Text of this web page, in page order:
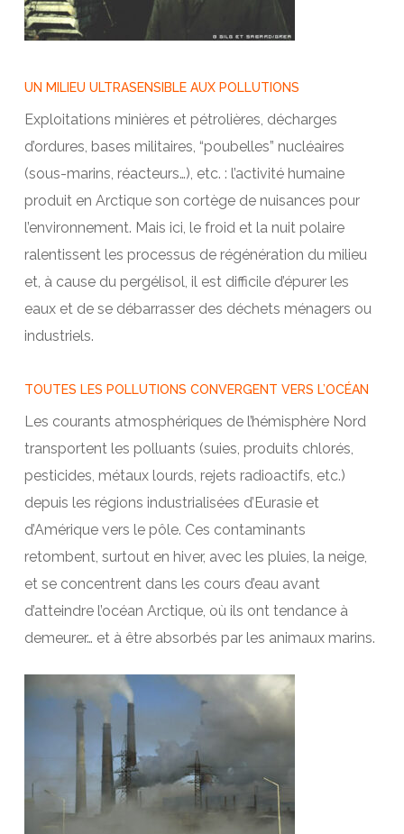
UN MILIEU ULTRASENSIBLE AUX POLLUTIONS
Exploitations minières et pétrolières, décharges
d’ordures, bases militaires, “poubelles” nucléaires
(sous-marins, réacteurs…), etc. : l’activité humaine
produit en Arctique son cortège de nuisances pour
l’environnement. Mais ici, le froid et la nuit polaire
ralentissent les processus de régénération du milieu
et, à cause du pergélisol, il est difficile d’épurer les
eaux et de se débarrasser des déchets ménagers ou
industriels.
TOUTES LES POLLUTIONS CONVERGENT VERS L’OCÉAN
Les courants atmosphériques de l’hémisphère Nord
transportent les polluants (suies, produits chlorés,
pesticides, métaux lourds, rejets radioactifs, etc.)
depuis les régions industrialisées d’Eurasie et
d’Amérique vers le pôle. Ces contaminants
retombent, surtout en hiver, avec les pluies, la neige,
et se concentrent dans les cours d’eau avant
d’atteindre l’océan Arctique, où ils ont tendance à
demeurer… et à être absorbés par les animaux marins.